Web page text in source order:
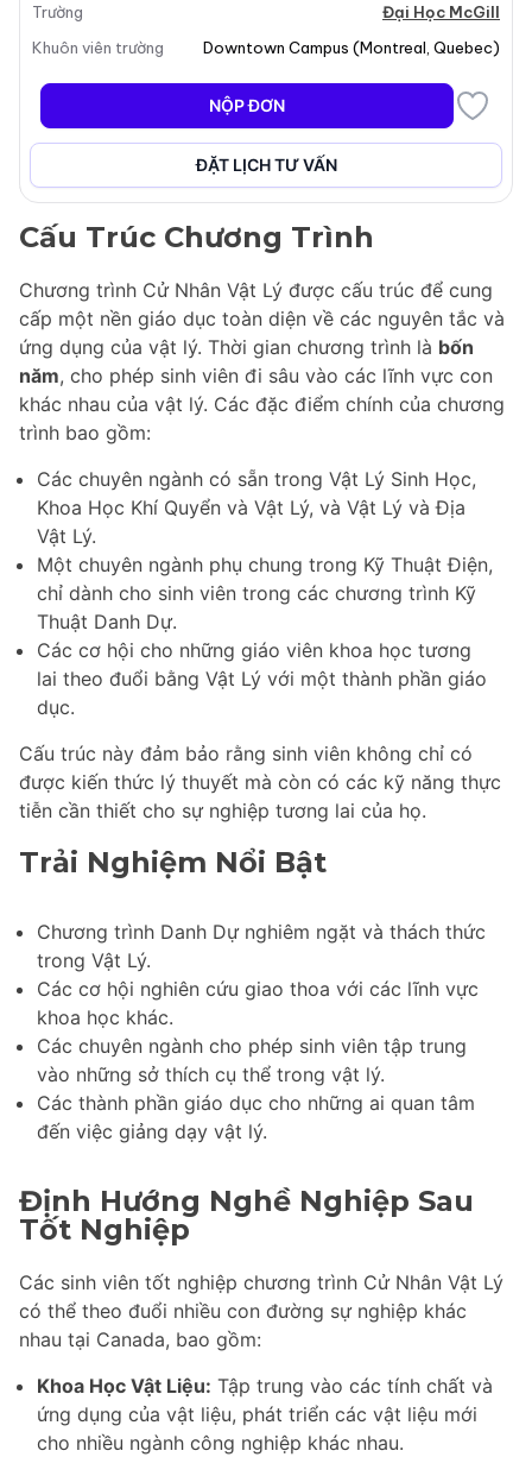
Chương trình học nhấn mạnh tầm quan trọng của vật
lý như một khoa học nền tảng, ảnh hưởng đến các
trường. Sinh viên sẽ có cơ hội tham gia vào các
nghiên cứu thú vị giao thoa với các lĩnh vực khác, làm
cho chương trình này trở thành một lựa chọn tuyệt vời
cho những ai đam mê khám phá chiều sâu của vật lý.
Cấu Trúc Chương Trình
Chương trình Cử Nhân Vật Lý được cấu trúc để cung
cấp một nền giáo dục toàn diện về các nguyên tắc và
ứng dụng của vật lý. Thời gian chương trình là bốn
năm, cho phép sinh viên đi sâu vào các lĩnh vực con
khác nhau của vật lý. Các đặc điểm chính của chương
trình bao gồm:
Các chuyên ngành có sẵn trong Vật Lý Sinh Học,
Khoa Học Khí Quyển và Vật Lý, và Vật Lý và Địa
Vật Lý.
Một chuyên ngành phụ chung trong Kỹ Thuật Điện,
chỉ dành cho sinh viên trong các chương trình Kỹ
Thuật Danh Dự.
Các cơ hội cho những giáo viên khoa học tương
lai theo đuổi bằng Vật Lý với một thành phần giáo
dục.
Cấu trúc này đảm bảo rằng sinh viên không chỉ có
được kiến thức lý thuyết mà còn có các kỹ năng thực
tiễn cần thiết cho sự nghiệp tương lai của họ.
Trải Nghiệm Nổi Bật
Chương trình Danh Dự nghiêm ngặt và thách thức
trong Vật Lý.
Các cơ hội nghiên cứu giao thoa với các lĩnh vực
khoa học khác.
Các chuyên ngành cho phép sinh viên tập trung
vào những sở thích cụ thể trong vật lý.
Các thành phần giáo dục cho những ai quan tâm
đến việc giảng dạy vật lý.
Định Hướng Nghề Nghiệp Sau
Tốt Nghiệp
Các sinh viên tốt nghiệp chương trình Cử Nhân Vật Lý
có thể theo đuổi nhiều con đường sự nghiệp khác
nhau tại Canada, bao gồm:
Khoa Học Vật Liệu: Tập trung vào các tính chất và
ứng dụng của vật liệu, phát triển các vật liệu mới
cho nhiều ngành công nghiệp khác nhau.
Trường
Đại Học McGill
Khuôn viên trường
Downtown Campus (Montreal Quebec)
NỘP ĐƠN
ĐẶT LỊCH TƯ VẤN